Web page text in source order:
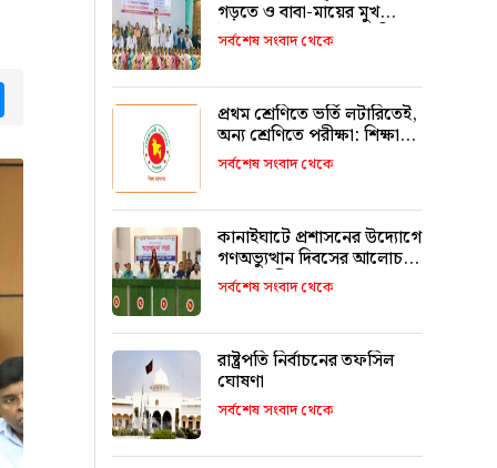
গড়তে ও বাবা-মায়ের মুখ
উজ্জ্বল করতে কার্যকর ভূমিকা
রাখবে : কয়েস লোদী
সর্বশেষ সংবাদ থেকে
প্রথম শ্রেণিতে ভর্তি লটারিতেই,
অন্য শ্রেণিতে পরীক্ষা: শিক্ষা
মন্ত্রণালয়
সর্বশেষ সংবাদ থেকে
কানাইঘাটে প্রশাসনের উদ্যোগে
গণঅভ্যুত্থান দিবসের আলোচনা
সভা অনুষ্ঠিত
সর্বশেষ সংবাদ থেকে
রাষ্ট্রপতি নির্বাচনের তফসিল
ঘোষণা
সর্বশেষ সংবাদ থেকে